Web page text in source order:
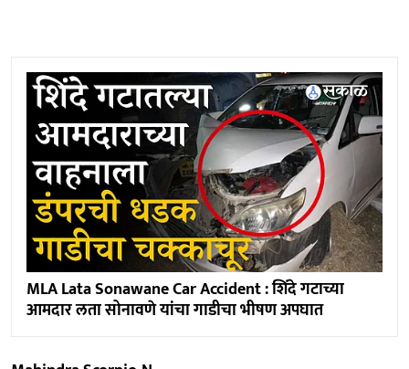
MLA Lata Sonawane Car Accident : शिंदे गटाच्या
आमदार लता सोनावणे यांचा गाडीचा भीषण अपघात